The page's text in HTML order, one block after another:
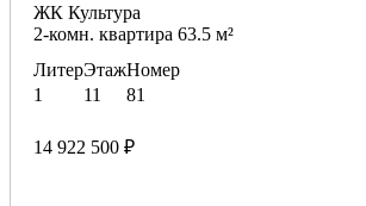
ЖК Культура
2-комн. квартира 63.5 м²
Литер
1
Этаж
11
Номер
81
14 922 500 ₽